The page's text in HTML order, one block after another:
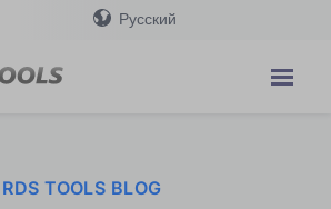
Русский
RDS TOOLS BLOG